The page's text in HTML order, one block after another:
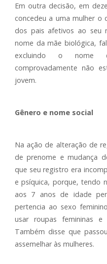
Em outra decisão, em
concedeu a uma mulher o
dos pais afetivos ao seu
nome da mãe biológica,
excluindo o nome
comprovadamente não
jovem.
Gênero e nome social
Na ação de alteração de
de prenome e mudança
que seu registro era
e psíquica, porque, tendo
aos 7 anos de idade
pertencia ao sexo
usar roupas femininas
Também disse que
assemelhar às mulheres.